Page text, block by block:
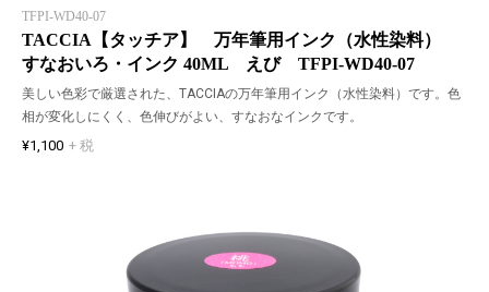
TFPI-WD40-07
TACCIA【タッチア】 万年筆用インク（水性染料）
すなおいろ・インク 40ML えび TFPI-WD40-07
美しい色彩で厳選された、TACCIAの万年筆用インク（水性染料）です。色
相が変化しにくく、色伸びがよい、すなおなインクです。
¥1,100 + 税